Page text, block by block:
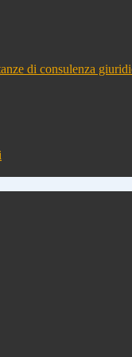
di consulenza